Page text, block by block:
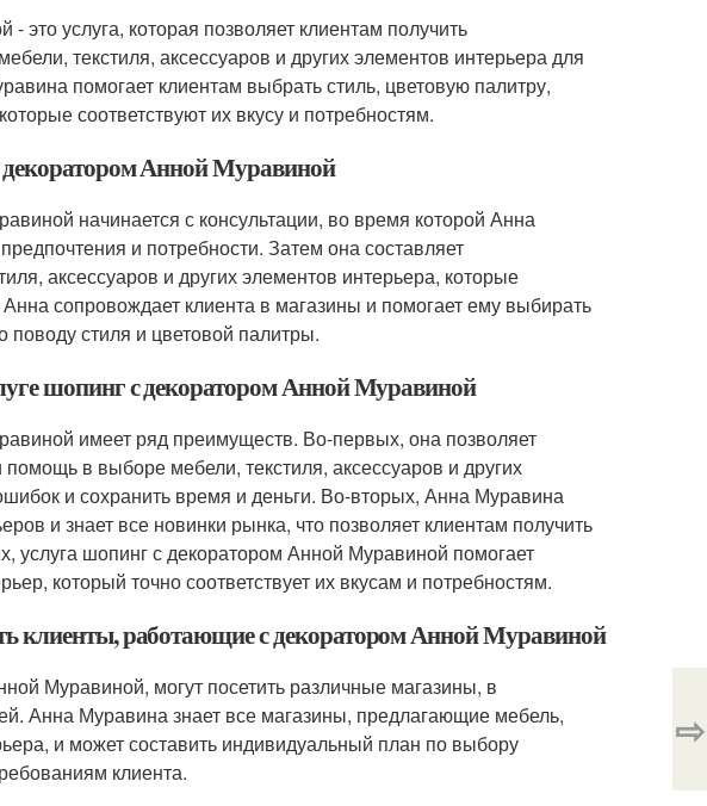
услуга, которая позволяет клиентам получить
текстиля, аксессуаров и других элементов интерьера для
помогает клиентам выбрать стиль, цветовую палитру,
соответствуют их вкусу и потребностям.
декоратором Анной Муравиной
начинается с консультации, во время которой Анна
и потребности. Затем она составляет
аксессуаров и других элементов интерьера, которые
сопровождает клиента в магазины и помогает ему выбирать
поводу стиля и цветовой палитры.
шопинг с декоратором Анной Муравиной
имеет ряд преимуществ. Во-первых, она позволяет
в выборе мебели, текстиля, аксессуаров и других
и сохранить время и деньги. Во-вторых, Анна Муравина
и знает все новинки рынка, что позволяет клиентам получить
услуга шопинг с декоратором Анной Муравиной помогает
который точно соответствует их вкусам и потребностям.
клиенты, работающие с декоратором Анной Муравиной
Муравиной, могут посетить различные магазины, в
Анна Муравина знает все магазины, предлагающие мебель,
и может составить индивидуальный план по выбору
клиента.
⇨